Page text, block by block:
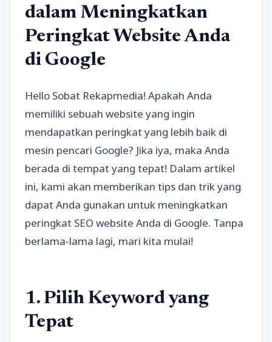
dalam Meningkatkan
Peringkat Website Anda
di Google
Hello Sobat Rekapmedia! Apakah Anda
memiliki sebuah website yang ingin
mendapatkan peringkat yang lebih baik di
mesin pencari Google? Jika iya, maka Anda
berada di tempat yang tepat! Dalam artikel
ini, kami akan memberikan tips dan trik yang
dapat Anda gunakan untuk meningkatkan
peringkat SEO website Anda di Google. Tanpa
berlama-lama lagi, mari kita mulai!
1. Pilih Keyword yang
Tepat